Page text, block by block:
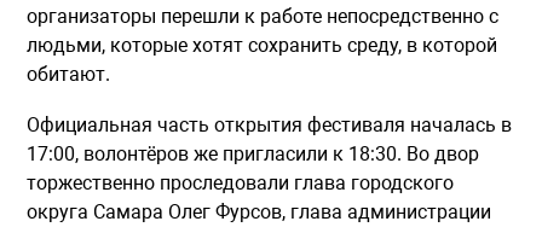
организаторы перешли к работе непосредственно с
людьми, которые хотят сохранить среду, в которой
обитают.
Официальная часть открытия фестиваля началась в
17:00, волонтёров же пригласили к 18:30. Во двор
торжественно проследовали глава городского
округа Самара Олег Фурсов, глава администрации